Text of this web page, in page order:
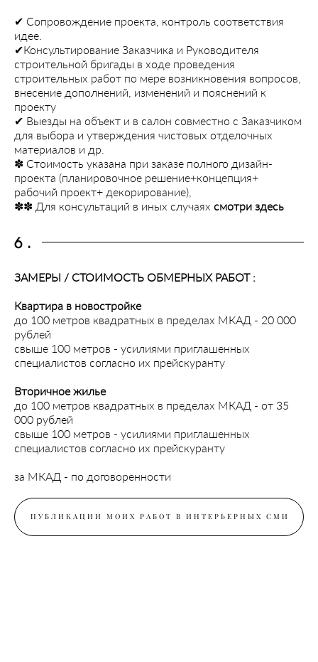
✔︎ Сопровождение проекта, контроль соответствия
идее.
✔︎Консультирование Заказчика и Руководителя
строительной бригады в ходе проведения
строительных работ по мере возникновения вопросов,
внесение дополнений, изменений и пояснений к
проекту
✔︎ Выезды на объект и в салон совместно с Заказчиком
для выбора и утверждения чистовых отделочных
материалов и др.
✽ Стоимость указана при заказе полного дизайн-
проекта (планировочное решение+концепция+
рабочий проект+ декорирование),
✽✽ Для консультаций в иных случаях смотри здесь
6.
ЗАМЕРЫ / СТОИМОСТЬ ОБМЕРНЫХ РАБОТ :
Квартира в новостройке
до 100 метров квадратных в пределах МКАД - 20 000
рублей
свыше 100 метров - усилиями приглашенных
специалистов согласно их прейскуранту
Вторичное жилье
до 100 метров квадратных в пределах МКАД - от 35
000 рублей
свыше 100 метров - усилиями приглашенных
специалистов согласно их прейскуранту
за МКАД - по договоренности
ПУБЛИКАЦИИ МОИХ РАБОТ В ИНТЕРЬЕРНЫХ СМИ